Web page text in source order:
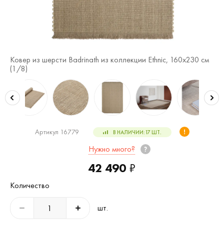
Ковер из шерсти Badrinath из коллекции Ethnic, 160x230 см
(1 /8)
Артикул 16779 В НАЛИЧИИ:17ШТ.
Нужно много?
42 490 ₽
Количество
шт.